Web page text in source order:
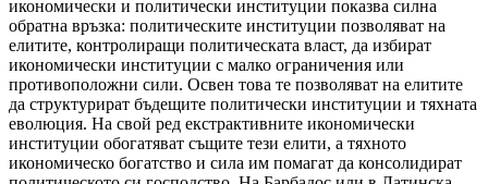
икономически и политически институции показва силна
обратна връзка: политическите институции позволяват на
елитите, контролиращи политическата власт, да избират
икономически институции с малко ограничения или
противоположни сили. Освен това те позволяват на елитите
да структурират бъдещите политически институции и тяхната
еволюция. На свой ред екстрактивните икономически
институции обогатяват същите тези елити, а тяхното
икономическо богатство и сила им помагат да консолидират